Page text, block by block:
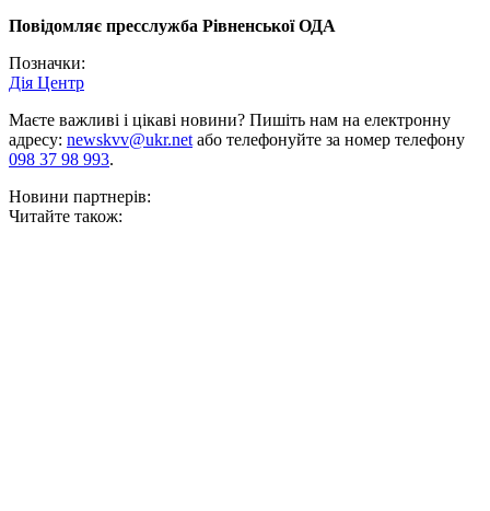
Повідомляє пресслужба Рівненської ОДА
Позначки:
Дія Центр
Маєте важливі і цікаві новини? Пишіть нам на електронну
адресу: newskvv@ukr.netабо телефонуйте за номер телефону
098 37 98 993.
Новини партнерів:
Читайте також: